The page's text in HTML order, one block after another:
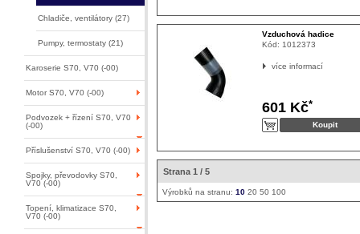
Chladiče, ventilátory (27)
Pumpy, termostaty (21)
Karoserie S70, V70 (-00)
Motor S70, V70 (-00)
Podvozek + řízení S70, V70
(-00)
Příslušenství S70, V70 (-00)
Spojky, převodovky S70,
V70 (-00)
Topení, klimatizace S70,
V70 (-00)
Vzduchová hadice
Kód: 1012373
více informací
601 Kč*
Strana 1 / 5
Výrobků na stranu: 10 20 50 100